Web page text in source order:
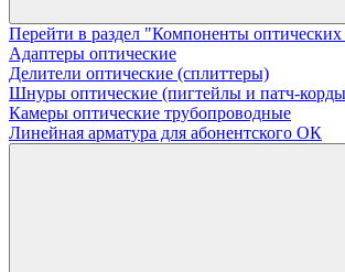
Перейти в раздел "Компоненты оптических
Адаптеры оптические
Делители оптические (сплиттеры)
Шнуры оптические (пигтейлы и патч-
Камеры оптические трубопроводные
Линейная арматура для абонентского ОК